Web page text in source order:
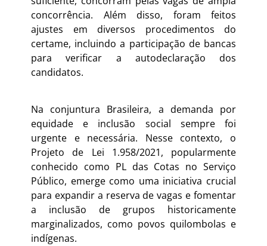
concorrência. Além disso, foram feitos
ajustes em diversos procedimentos do
certame, incluindo a participação de bancas
para verificar a autodeclaração dos
candidatos.
Na conjuntura Brasileira, a demanda por
equidade e inclusão social sempre foi
urgente e necessária. Nesse contexto, o
Projeto de Lei 1.958/2021, popularmente
conhecido como PL das Cotas no Serviço
Público, emerge como uma iniciativa crucial
para expandir a reserva de vagas e fomentar
a inclusão de grupos historicamente
marginalizados, como povos quilombolas e
indígenas.